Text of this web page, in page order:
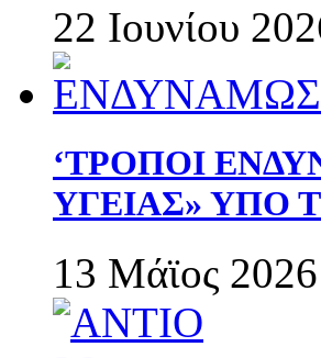
22 Ιουνίου
‘ΤΡΟΠΟΙ
ΥΓΕΙΑΣ» ΥΠΟ
13 Μάϊος 2026